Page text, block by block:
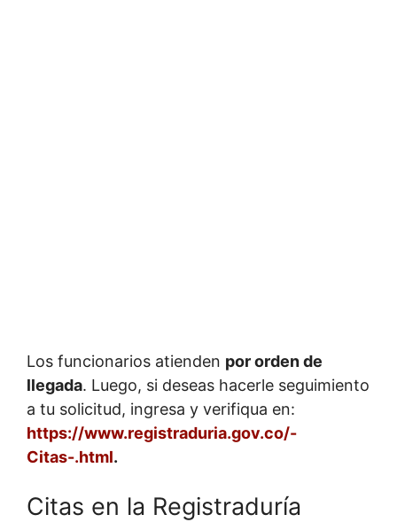
Los funcionarios atienden por orden de
llegada. Luego, si deseas hacerle seguimiento
a tu solicitud, ingresa y verifiqua en:
https://www.registraduria.gov.co/-
Citas-.html.
Citas en la Registraduría